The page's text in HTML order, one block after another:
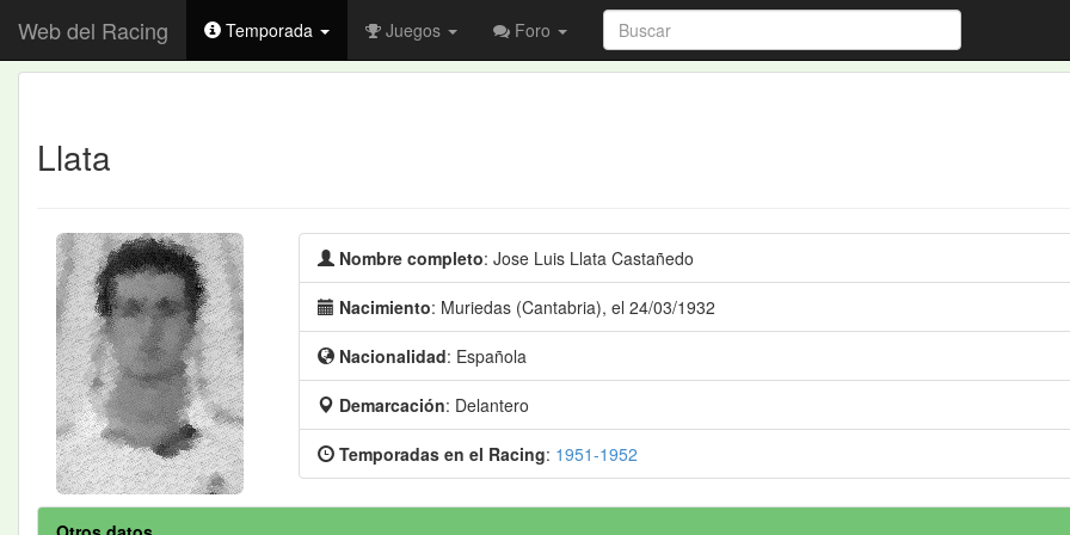
Web del Racing Temporada Juegos Foro
Llata
Nombre completo: Jose Luis Llata Castañedo
Nacimiento: Muriedas (Cantabria), el 24/03/1932
Nacionalidad: Española
Demarcación: Delantero
Temporadas en el Racing: 1951-1952